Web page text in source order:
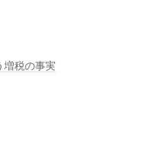
増税の事実